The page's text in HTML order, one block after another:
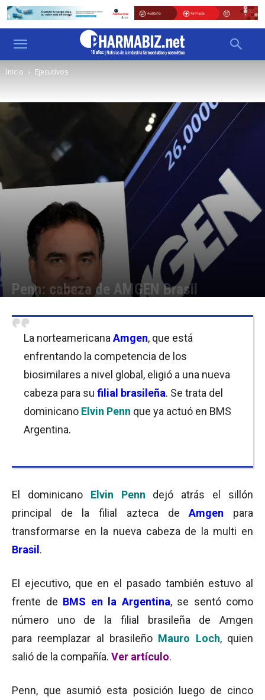
Inicio Ejecutivos
Penn: cabeza de AMGEN Brasil
La norteamericana Amgen, que está
enfrentando la competencia de los
biosimilares a nivel global, eligió a una nueva
cabeza para su filial brasileña. Se trata del
dominicano Elvin Penn que ya actuó en BMS
Argentina.
El dominicano Elvin Penn dejó atrás el sillón
principal de la filial azteca deAmgen para
transformarse en la nueva cabeza de la multi en
Brasil .
El ejecutivo, que en el pasado también estuvo al
frente de BMS en la Argentina, se sentó como
número uno de la filial brasileña de Amgen
para reemplazar al brasileño Mauro Loch, quien
salió de la compañía. Ver artículo.
Penn, que asumió esta posición luego de cinco